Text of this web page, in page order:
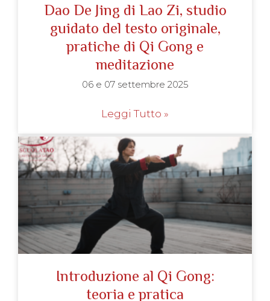
Dao De Jing di Lao Zi, studio
guidato del testo originale,
pratiche di Qi Gong e
meditazione
06 e 07 settembre 2025
Leggi Tutto »
Introduzione al Qi Gong:
teoria e pratica